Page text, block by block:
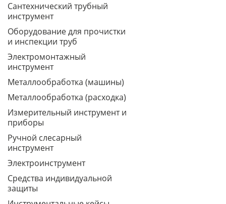
Сантехнический трубный
инструмент
Оборудование для прочистки
и инспекции труб
Электромонтажный
инструмент
Металлообработка (машины)
Металлообработка (расходка)
Измерительный инструмент и
приборы
Ручной слесарный
инструмент
Электроинструмент
Средства индивидуальной
защиты